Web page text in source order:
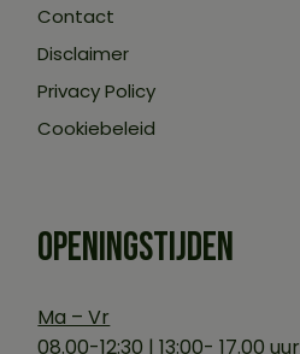
Contact
Disclaimer
Privacy Policy
Cookiebeleid
OPENINGSTIJDEN
Ma – Vr
08.00-12:30 | 13:00- 17.00 uur